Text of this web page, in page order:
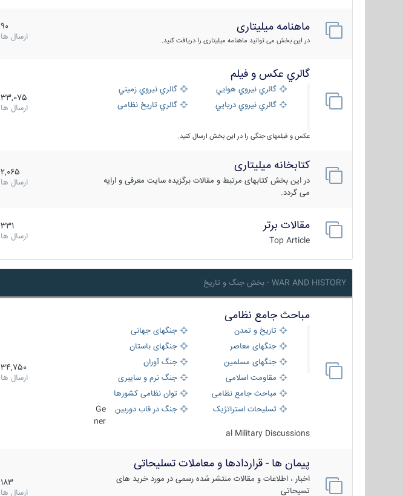
ماهنامه میلیتاری
در این بخش می توانید ماهنامه میلیتاری را دریافت کنید.
90
ارسال ها
گالري عكس و فيلم
گالري نيروي هوايي
گالري نيروي زميني
گالري نيروي دريايي
گالري تاریخ نظامی
عکس و فیلمهای جنگی را در این بخش ارسال کنید.
33,075
ارسال ها
کتابخانه میلیتاری
در این بخش کتابهای مرتبط و مقالات برگزیده سایت معرفی و ارایه
می گردد.
2,065
ارسال ها
مقالات برتر
Top Article
331
ارسال ها
WAR AND HISTORY - بخش جنگ و تاریخ
مباحث جامع نظامی
تاریخ و تمدن
جنگهای جهانی
جنگهای معاصر
جنگهای باستان
جنگهای مسلمین
جنگ آوران
مقاومت اسلامی
جنگ نرم و سایبری
مباحث جامع نظامی
توان نظامی کشورها
تسلیحات استراتژیک
جنگ در قاب دوربین
Ge
ner
al Military Discussions
34,750
ارسال ها
پیمان ها - قراردادها و معاملات تسلیحاتی
اخبار ، اطلاعات و مقالات منتشر شده رسمی در مورد خرید های
تسیحاتی
183
ارسال ها